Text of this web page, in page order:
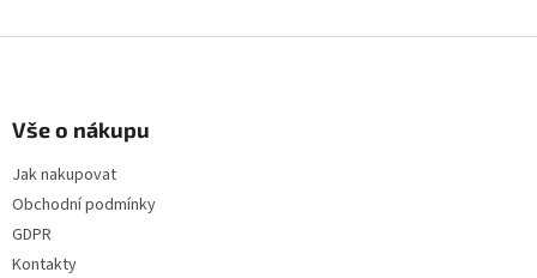
Vše o nákupu
Jak nakupovat
Obchodní podmínky
GDPR
Kontakty